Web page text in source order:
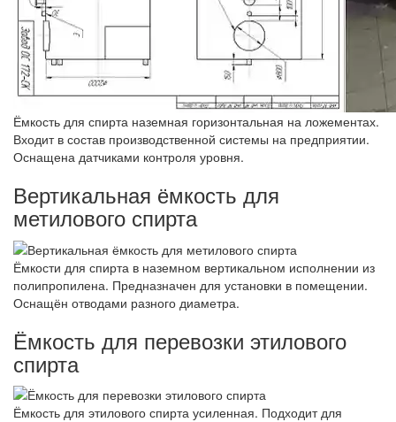
Ёмкость для спирта наземная горизонтальная на ложементах.
Входит в состав производственной системы на предприятии.
Оснащена датчиками контроля уровня.
Вертикальная ёмкость для
метилового спирта
Ёмкости для спирта в наземном вертикальном исполнении из
полипропилена. Предназначен для установки в помещении.
Оснащён отводами разного диаметра.
Ёмкость для перевозки этилового
спирта
Ёмкость для этилового спирта усиленная. Подходит для